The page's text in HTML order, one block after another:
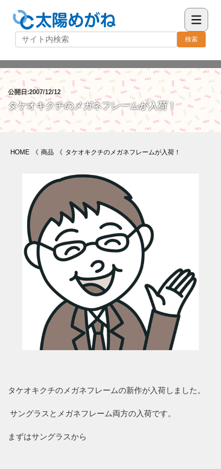
検索
公開日:2007/12/12
タケオキクチのメガネフレームが入荷！
HOME 《 商品 《 タケオキクチのメガネフレームが入荷！
タケオキクチのメガネフレームの新作が入荷しました。
サングラスとメガネフレーム両方の入荷です。
まずはサングラスから